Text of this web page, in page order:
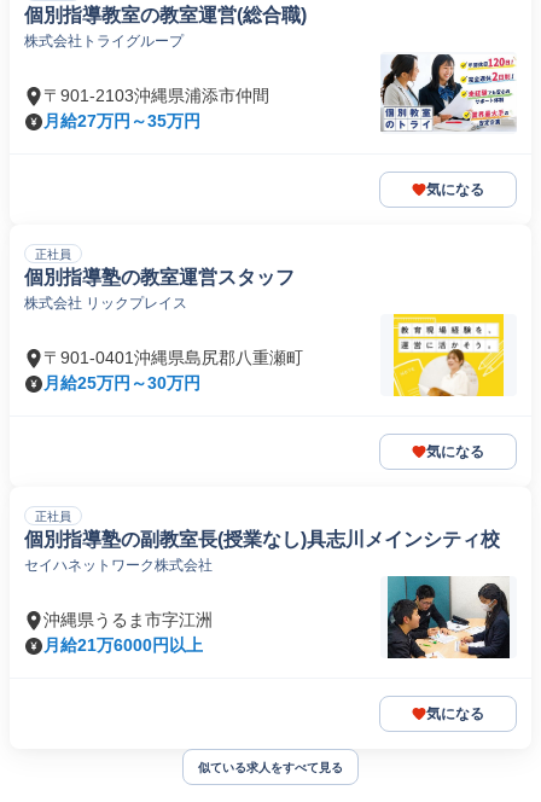
個別指導教室の教室運営(総合職)
株式会社トライグループ
〒901-2103沖縄県浦添市仲間
月給27万円～35万円
気になる
正社員
個別指導塾の教室運営スタッフ
株式会社 リックプレイス
〒901-0401沖縄県島尻郡八重瀬町
月給25万円～30万円
気になる
正社員
個別指導塾の副教室長(授業なし)具志川メインシティ校
セイハネットワーク株式会社
沖縄県うるま市字江洲
月給21万6000円以上
気になる
似ている求人をすべて見る